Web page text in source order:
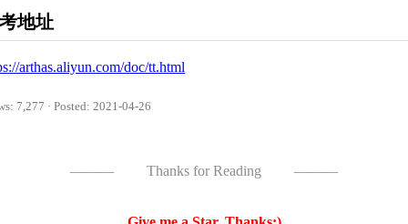
地址
arthas.aliyun.com/doc/tt.html
7,277 · Posted: 2021-04-26
——— Thanks for Reading ———